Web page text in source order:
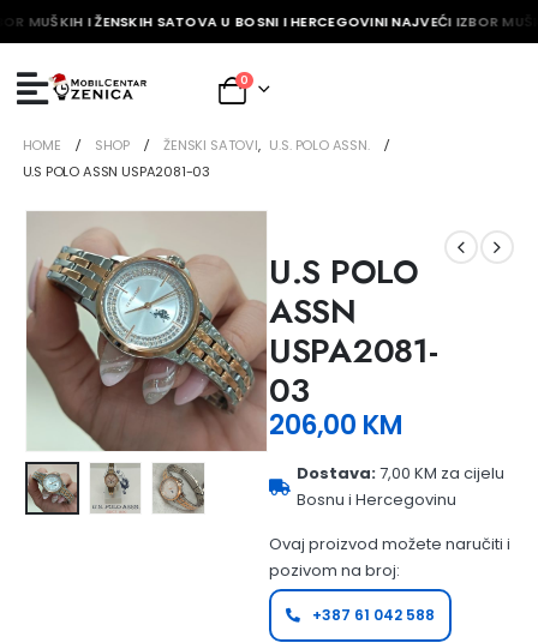
MUŠKIH I ŽENSKIH SATOVA U BOSNI I HERCEGOVINI NAJVEĆI IZBOR
0
HOME SHOP ŽENSKI SATOVI, U.S. POLO ASSN.
U.S POLO ASSN USPA2081-03
U.S POLO
ASSN
USPA2081-
03
206,00 KM
Dostava:7,00 KM za cijelu
Bosnu i Hercegovinu
Ovaj proizvod možete naručiti i
pozivom na broj:
+387 61 042 588